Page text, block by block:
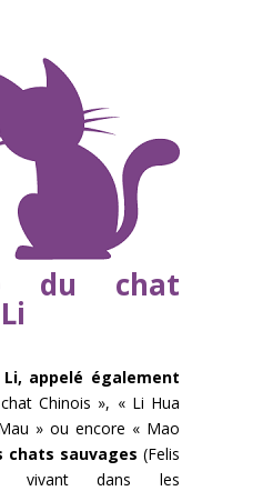
du chat
appelé également
Chinois », « Li Hua
» ou encore « Mao
chats sauvages (Felis
vivant dans les